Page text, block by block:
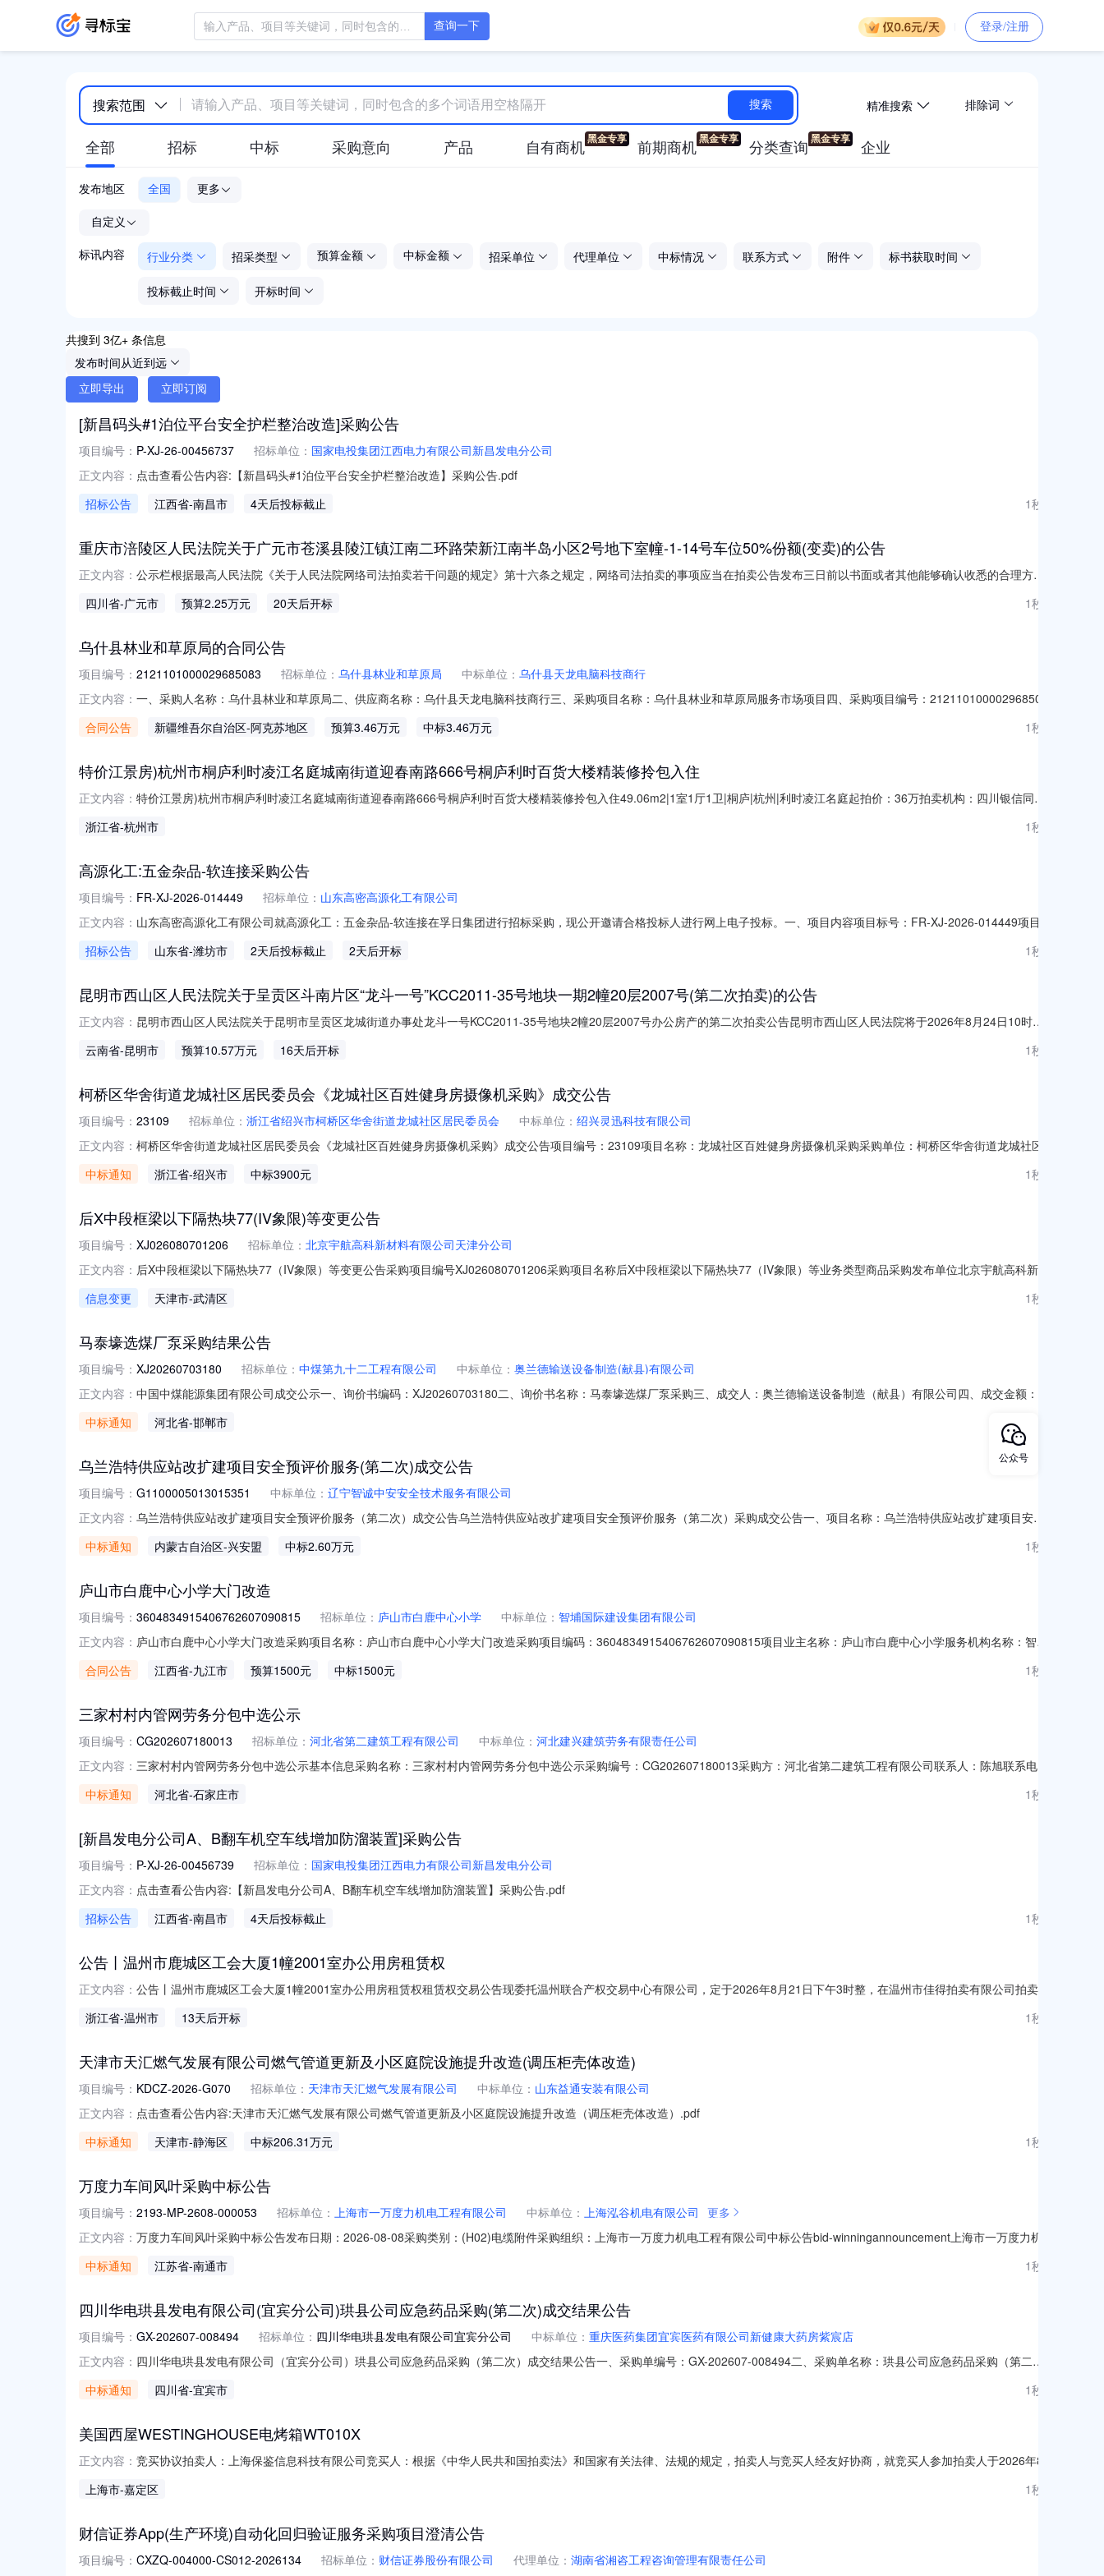
查询一下 登录/注册
搜索范围 搜索 精准搜索 排除词
全部 招标 中标 采购意向 产品 自有商机 前期商机 分类查询 企业
发布地区 全国 更多
自定义
标讯内容 行业分类 招采类型 预算金额 中标金额 招采单位 代理单位 中标情况 联系方式 附件 标书获取时间
投标截止时间 开标时间
共搜到 3亿+ 条信息
发布时间从近到远
立即导出 立即订阅
[新昌码头#1泊位平台安全护栏整治改造]采购公告
项目编号： P-XJ-26-00456737 招标单位： 国家电投集团江西电力有限公司新昌发电分公司
正文内容： 点击查看公告内容:【新昌码头#1泊位平台安全护栏整治改造】采购公告.pdf
招标公告
江西省-南昌市 4天后投标截止 1秒前
重庆市涪陵区人民法院关于广元市苍溪县陵江镇江南二环路荣新江南半岛小区2号地下室幢-1-14号车位50%份额(变卖)的公告
正文内容： 公示栏根据最高人民法院《关于人民法院网络司法拍卖若干问题的规定》第十六条之规定，网络司法拍卖的事项应当在拍卖公告发布三日前以书面或者其他能够确认收悉的合理方
次司法拍卖已按前述规定通知到了案件的申请执行人、被执行人电话空号，未通知到。特此公示。变卖公告重庆市涪陵区人民法院将于2026年8月28日10:00起（变卖期60日，延时除
四川省-广元市 预算2.25万元 20天后开标 1秒前
乌什县林业和草原局的合同公告
项目编号： 2121101000029685083 招标单位： 乌什县林业和草原局 中标单位： 乌什县天龙电脑科技商行
正文内容： 一、采购人名称：乌什县林业和草原局二、供应商名称：乌什县天龙电脑科技商行三、采购项目名称：乌什县林业和草原局服务市场项目四、采购项目编号：2121101000029685083
它事项：详见附件中的合同文件八、联系方式1、采购人名称：乌什县林业和草原局联系人：努比艳·库尔班联系电话：13579921920传真：/地址：乌什县新
合同公告 新疆维吾尔自治区-阿克苏地区 预算3.46万元 中标3.46万元 1秒前
特价江景房)杭州市桐庐利时凌江名庭城南街道迎春南路666号桐庐利时百货大楼精装修拎包入住
正文内容： 特价江景房)杭州市桐庐利时凌江名庭城南街道迎春南路666号桐庐利时百货大楼精装修拎包入住49.06m2|1室1厅1卫|桐庐|杭州|利时凌江名庭起拍价：36万拍卖机构：四川银信同创
楼层27权属性质商品房房产证登记日期2023-02房源类型二手房装修程度精装修产权年限其他标的物描述1、本标的产权清晰，证件齐全，可正常办理过户登记手续。2、本标的正常
浙江省-杭州市 1秒前
高源化工:五金杂品-软连接采购公告
项目编号： FR-XJ-2026-014449 招标单位： 山东高密高源化工有限公司
正文内容： 山东高密高源化工有限公司就高源化工：五金杂品-软连接在孚日集团进行招标采购，现公开邀请合格投标人进行网上电子投标。一、项目内容项目标号：FR-XJ-2026-014449项目标
资质及供货能力。2、供应商参加我公司招标、竞价、询比价项目即认为对外我公司项目内容予以认可，项目内容为合同的正常组成部分。3、因供应商原因造成项目调整授标、作
招标公告 山东省-潍坊市 2天后投标截止 2天后开标 1秒前
昆明市西山区人民法院关于呈贡区斗南片区“龙斗一号”KCC2011-35号地块一期2幢20层2007号(第二次拍卖)的公告
正文内容： 昆明市西山区人民法院关于昆明市呈贡区龙城街道办事处龙斗一号KCC2011-35号地块2幢20层2007号办公房产的第二次拍卖公告昆明市西山区人民法院将于2026年8月24日10时至
拍卖活动，现公告如下：一、拍卖标的物：昆明市呈贡区龙城街道办事处龙斗一号KCC2011-35号地块2幢20层2007号办公房产。具体现场状况以实
云南省-昆明市 预算10.57万元 16天后开标 1秒前
柯桥区华舍街道龙城社区居民委员会《龙城社区百姓健身房摄像机采购》成交公告
项目编号： 23109 招标单位： 浙江省绍兴市柯桥区华舍街道龙城社区居民委员会 中标单位： 绍兴灵迅科技有限公司
正文内容： 柯桥区华舍街道龙城社区居民委员会《龙城社区百姓健身房摄像机采购》成交公告项目编号：23109项目名称：龙城社区百姓健身房摄像机采购采购单位：柯桥区华舍街道龙城社区居
中标通知 浙江省-绍兴市 中标3900元 1秒前
后X中段框梁以下隔热块77(IV象限)等变更公告
项目编号： XJ026080701206 招标单位： 北京宇航高科新材料有限公司天津分公司
正文内容： 后X中段框梁以下隔热块77（IV象限）等变更公告采购项目编号XJ026080701206采购项目名称后X中段框梁以下隔热块77（IV象限）等业务类型商品采购发布单位北京宇航高科新材
13717952856变更内容场次结束时间调整至2026-08-0915:00:12公告发布时间2026-08-0814:44附件
信息变更 天津市-武清区 1秒前
马泰壕选煤厂泵采购结果公告
项目编号： XJ20260703180 招标单位： 中煤第九十二工程有限公司 中标单位： 奥兰德输送设备制造(献县)有限公司
正文内容： 中国中煤能源集团有限公司成交公示一、询价书编码：XJ20260703180二、询价书名称：马泰壕选煤厂泵采购三、成交人：奥兰德输送设备制造（献县）有限公司四、成交金额：合
泵|WQD|220|1.5kw|15m|20m3台1.0132026-07-1100:00:00391511800566管道离心泵|IRG40-250B380V4KW台3.01
中标通知 河北省-邯郸市
乌兰浩特供应站改扩建项目安全预评价服务(第二次)成交公告
项目编号： G1100005013015351 中标单位： 辽宁智诚中安安全技术服务有限公司
正文内容： 乌兰浩特供应站改扩建项目安全预评价服务（第二次）成交公告乌兰浩特供应站改扩建项目安全预评价服务（第二次）采购成交公告一、项目名称：乌兰浩特供应站改扩建项目安全
全技术服务有限公司成交总价：26,000.00元人民币公示起止时间：2026年08月08日-2026年08月09日
中标通知 内蒙古自治区-兴安盟 中标2.60万元 1秒前
庐山市白鹿中心小学大门改造
项目编号： 3604834915406762607090815 招标单位： 庐山市白鹿中心小学 中标单位： 智埔国际建设集团有限公司
正文内容： 庐山市白鹿中心小学大门改造采购项目名称：庐山市白鹿中心小学大门改造采购项目编码：3604834915406762607090815项目业主名称：庐山市白鹿中心小学服务机构名称：智埔
限：2026年07月21日至2026年08月31日服务内容：根据校方提供情况合理编制庐山市白鹿中心小学大门改造项目编制招标控制并提供相关资料。点击
合同公告 江西省-九江市 预算1500元 中标1500元 1秒前
三家村村内管网劳务分包中选公示
项目编号： CG202607180013 招标单位： 河北省第二建筑工程有限公司 中标单位： 河北建兴建筑劳务有限责任公司
正文内容： 三家村村内管网劳务分包中选公示基本信息采购名称：三家村村内管网劳务分包中选公示采购编号：CG202607180013采购方：河北省第二建筑工程有限公司联系人：陈旭联系电
选单位序号中选候选单位名称中选金额1王学华班组-河北建兴建筑劳务有限责任公司398718.2
中标通知 河北省-石家庄市 1秒前
[新昌发电分公司A、B翻车机空车线增加防溜装置]采购公告
项目编号： P-XJ-26-00456739 招标单位： 国家电投集团江西电力有限公司新昌发电分公司
正文内容： 点击查看公告内容:【新昌发电分公司A、B翻车机空车线增加防溜装置】采购公告.pdf
招标公告
江西省-南昌市 4天后投标截止 1秒前
公告丨温州市鹿城区工会大厦1幢2001室办公用房租赁权
正文内容： 公告丨温州市鹿城区工会大厦1幢2001室办公用房租赁权租赁权交易公告现委托温州联合产权交易中心有限公司，定于2026年8月21日下午3时整，在温州市佳得拍卖有限公司拍卖
织或具有完全民事行为能力的自然人。（以提供盖有公章的统一社会信用码证、非法人组织代码证或自然人身份证为准)(二)为企业法人的（国有单位除外），最大股东要为合同履约
浙江省-温州市 13天后开标 1秒前
天津市天汇燃气发展有限公司燃气管道更新及小区庭院设施提升改造(调压柜壳体改造)
项目编号： KDCZ-2026-G070 招标单位： 天津市天汇燃气发展有限公司 中标单位： 山东益通安装有限公司
正文内容： 点击查看公告内容:天津市天汇燃气发展有限公司燃气管道更新及小区庭院设施提升改造（调压柜壳体改造）.pdf
中标通知
天津市-静海区 中标206.31万元 1秒前
万度力车间风叶采购中标公告
项目编号： 2193-MP-2608-000053 招标单位： 上海市一万度力机电工程有限公司 中标单位： 上海泓谷机电有限公司 更多
正文内容： 万度力车间风叶采购中标公告发布日期：2026-08-08采购类别：(H02)电缆附件采购组织：上海市一万度力机电工程有限公司中标公告bid-winningannouncement上海市一万度力机电
##purchasedepartment##hasconductedonlineelectronicbiddingon##project##.##purchasedepartmen
中标通知 江苏省-南通市 1秒前
四川华电珙县发电有限公司(宜宾分公司)珙县公司应急药品采购(第二次)成交结果公告
项目编号： GX-202607-008494 招标单位： 四川华电珙县发电有限公司宜宾分公司 中标单位： 重庆医药集团宜宾医药有限公司新健康大药房紫宸店
正文内容： 四川华电珙县发电有限公司（宜宾分公司）珙县公司应急药品采购（第二次）成交结果公告一、采购单编号：GX-202607-008494二、采购单名称：珙县公司应急药品采购（第二
房紫宸店七、采购清单序号采购人物资名称税率规格型号单位数量成交供应商1四川华电珙县发电有限公司（宜宾分公司）内服药品13%内服药品件100重庆医药集团宜宾医药有限公
中标通知 四川省-宜宾市 1秒前
美国西屋WESTINGHOUSE电烤箱WT010X
正文内容： 竞买协议拍卖人：上海保鉴信息科技有限公司竞买人：根据《中华人民共和国拍卖法》和国家有关法律、法规的规定，拍卖人与竞买人经友好协商，就竞买人参加拍卖人于2026年8月
定。2、竞买人应当是依法登记注册的公司法人或具有民事行为能力的自然人。法律、行政法规对拍卖标的的买卖条件有规定的，竞买人应当具备规定的条件。3、竞买人一经注册参
上海市-嘉定区 1秒前
财信证券App(生产环境)自动化回归验证服务采购项目澄清公告
项目编号： CXZQ-004000-CS012-2026134 招标单位： 财信证券股份有限公司 代理单位： 湖南省湘咨工程咨询管理有限责任公司
公众号